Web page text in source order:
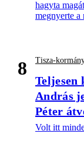
hagyta
megnyerte a
8 Tisza-
Teljesen
András
Péter
Volt itt